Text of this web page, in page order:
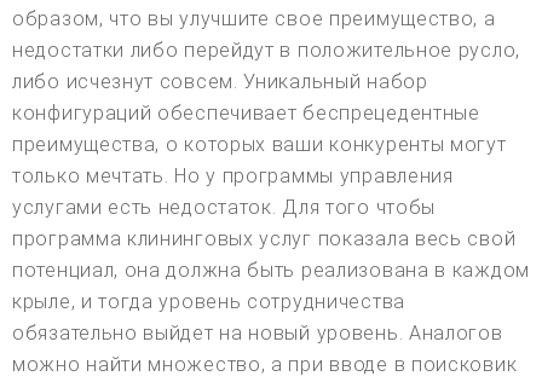
образом, что вы улучшите свое преимущество, а
недостатки либо перейдут в положительное русло,
либо исчезнут совсем. Уникальный набор
конфигураций обеспечивает беспрецедентные
преимущества, о которых ваши конкуренты могут
только мечтать. Но у программы управления
услугами есть недостаток. Для того чтобы
программа клининговых услуг показала весь свой
потенциал, она должна быть реализована в каждом
крыле, и тогда уровень сотрудничества
обязательно выйдет на новый уровень. Аналогов
можно найти множество, а при вводе в поисковик